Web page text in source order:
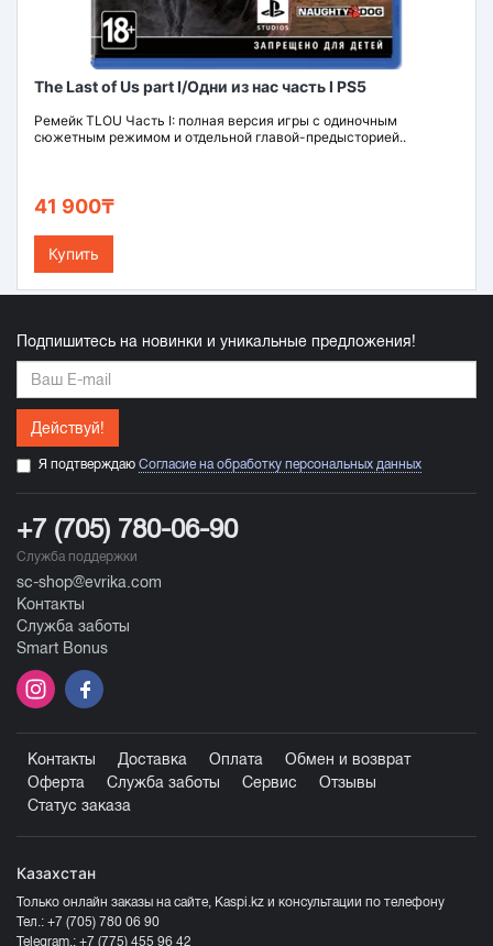
The Last of Us part I/Одни из нас часть I PS5
Ремейк TLOU Часть I: полная версия игры с одиночным
сюжетным режимом и отдельной главой-предысторией..
41 900₸
Купить
Подпишитесь на новинки и уникальные предложения!
Действуй!
Я подтверждаю Согласие на обработку персональных данных
+7 (705) 780-06-90
Служба поддержки
sc-shop@evrika.com
Контакты
Служба заботы
Smart Bonus
Контакты Доставка Оплата
Обмен и возврат
Оферта
Служба заботы Сервис
Отзывы
Статус заказа
Казахстан
Только онлайн заказы на сайте, Kaspi.kz и консультации по телефону
Тел.: +7 (705) 780 06 90
Telegram.: +7 (775) 455 96 42